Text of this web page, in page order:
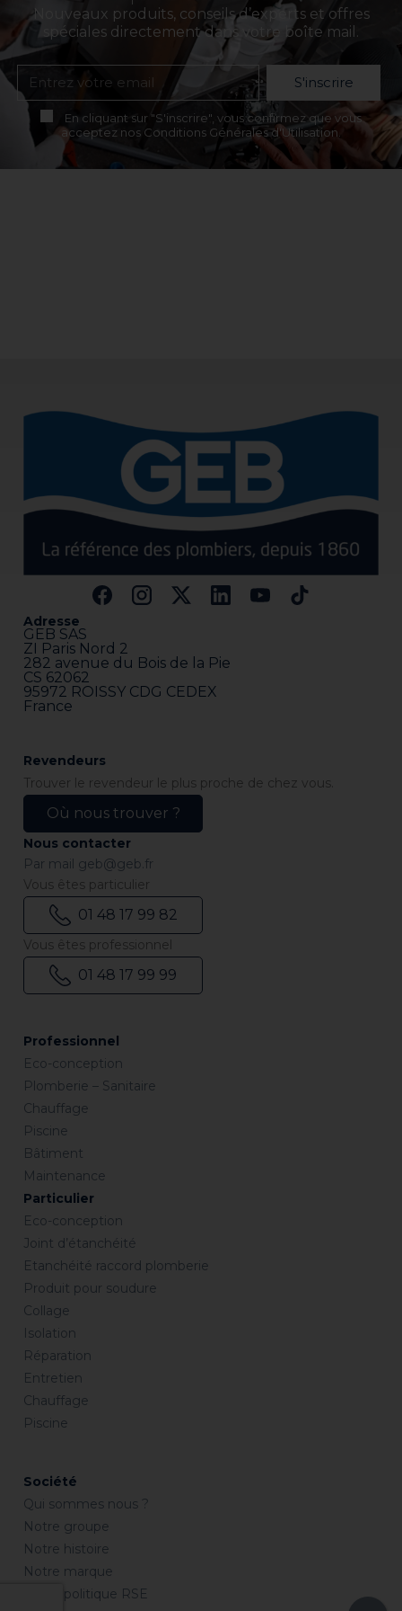
Nouveaux produits, conseils d’experts et offres
spéciales directement dans votre boîte mail.
En cliquant sur "S'inscrire", vous confirmez que vous
acceptez nos Conditions Générales d'Utilisation.
S'inscrire
Adresse
GEB SAS
ZI Paris Nord 2
282 avenue du Bois de la Pie
CS 62062
95972 ROISSY CDG CEDEX
France
Professionnel
Eco-conception
Plomberie – Sanitaire
Chauffage
Piscine
Bâtiment
Maintenance
Particulier
Eco-conception
Joint d’étanchéité
Etanchéité raccord plomberie
Produit pour soudure
Collage
Isolation
Réparation
Entretien
Chauffage
Piscine
Société
Qui sommes nous ?
Notre groupe
Notre histoire
Notre marque
Notre politique RSE
Revendeurs
Trouver le revendeur le plus proche de chez vous.
Où nous trouver ?
Nous contacter
Par mail geb@geb.fr
Vous êtes particulier
01 48 17 99 82
Vous êtes professionnel
01 48 17 99 99